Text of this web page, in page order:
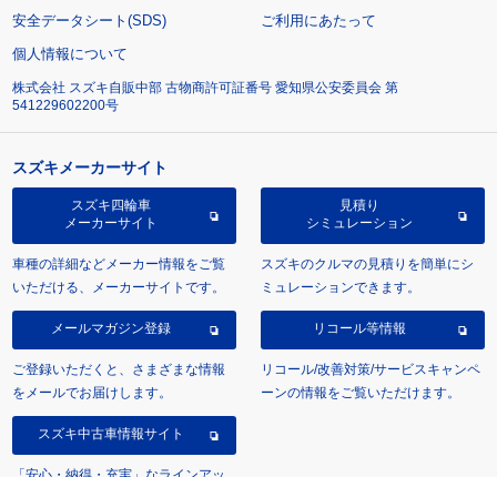
安全データシート(SDS)
ご利用にあたって
個人情報について
株式会社 スズキ自販中部 古物商許可証番号 愛知県公安委員会 第
541229602200号
スズキメーカーサイト
スズキ四輪車
メーカーサイト
車種の詳細などメーカー情報をご覧
いただける、メーカーサイトです。
見積り
シミュレーション
スズキのクルマの見積りを簡単にシ
ミュレーションできます。
メールマガジン登録
ご登録いただくと、さまざまな情報
をメールでお届けします。
リコール等情報
リコール/改善対策/サービスキャンペ
ーンの情報をご覧いただけます。
スズキ中古車情報サイト